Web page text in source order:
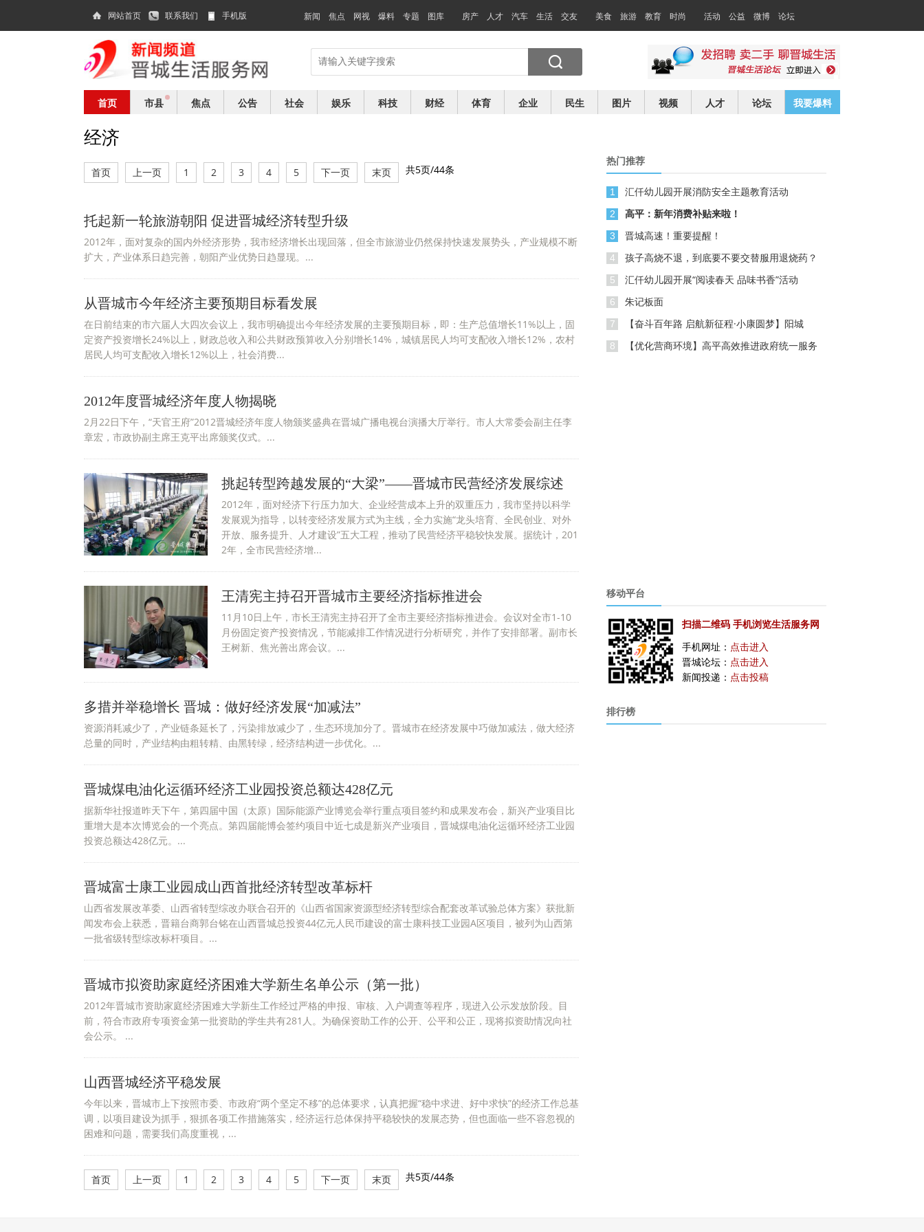
网站首页 联系我们 手机版 新闻 焦点 网视 爆料 专题 图库 房产 人才 汽车 生活 交友 美食 旅游 教育 时尚 活动 公益 微博 论坛
首页 市县 焦点 公告 社会 娱乐 科技 财经 体育 企业 民生 图片 视频 人才 论坛 我要爆料
经济
共5页/44条
首页 上一页 1 2 3 4 5 下一页 末页
托起新一轮旅游朝阳 促进晋城经济转型升级
2012年，面对复杂的国内外经济形势，我市经济增长出现回落，但全市旅游业仍然保持快速发展势头，产业规模不断
扩大，产业体系日趋完善，朝阳产业优势日趋显现。...
从晋城市今年经济主要预期目标看发展
在日前结束的市六届人大四次会议上，我市明确提出今年经济发展的主要预期目标，即：生产总值增长11%以上，固
定资产投资增长24%以上，财政总收入和公共财政预算收入分别增长14%，城镇居民人均可支配收入增长12%，农村
居民人均可支配收入增长12%以上，社会消费...
2012年度晋城经济年度人物揭晓
2月22日下午，“天官王府”2012晋城经济年度人物颁奖盛典在晋城广播电视台演播大厅举行。市人大常委会副主任李
章宏，市政协副主席王克平出席颁奖仪式。...
挑起转型跨越发展的“大梁”——晋城市民营经济发展综述
2012年，面对经济下行压力加大、企业经营成本上升的双重压力，我市坚持以科学
发展观为指导，以转变经济发展方式为主线，全力实施“龙头培育、全民创业、对外
开放、服务提升、人才建设”五大工程，推动了民营经济平稳较快发展。据统计，201
2年，全市民营经济增...
王清宪主持召开晋城市主要经济指标推进会
11月10日上午，市长王清宪主持召开了全市主要经济指标推进会。会议对全市1-10
月份固定资产投资情况，节能减排工作情况进行分析研究，并作了安排部署。副市长
王树新、焦光善出席会议。...
多措并举稳增长 晋城：做好经济发展“加减法”
资源消耗减少了，产业链条延长了，污染排放减少了，生态环境加分了。晋城市在经济发展中巧做加减法，做大经济
总量的同时，产业结构由粗转精、由黑转绿，经济结构进一步优化。...
晋城煤电油化运循环经济工业园投资总额达428亿元
据新华社报道昨天下午，第四届中国（太原）国际能源产业博览会举行重点项目签约和成果发布会，新兴产业项目比
重增大是本次博览会的一个亮点。第四届能博会签约项目中近七成是新兴产业项目，晋城煤电油化运循环经济工业园
投资总额达428亿元。...
晋城富士康工业园成山西首批经济转型改革标杆
山西省发展改革委、山西省转型综改办联合召开的《山西省国家资源型经济转型综合配套改革试验总体方案》获批新
闻发布会上获悉，晋籍台商郭台铭在山西晋城总投资44亿元人民币建设的富士康科技工业园A区项目，被列为山西第
一批省级转型综改标杆项目。...
晋城市拟资助家庭经济困难大学新生名单公示（第一批）
2012年晋城市资助家庭经济困难大学新生工作经过严格的申报、审核、入户调查等程序，现进入公示发放阶段。目
前，符合市政府专项资金第一批资助的学生共有281人。为确保资助工作的公开、公平和公正，现将拟资助情况向社
会公示。 ...
山西晋城经济平稳发展
今年以来，晋城市上下按照市委、市政府“两个坚定不移”的总体要求，认真把握“稳中求进、好中求快”的经济工作总基
调，以项目建设为抓手，狠抓各项工作措施落实，经济运行总体保持平稳较快的发展态势，但也面临一些不容忽视的
困难和问题，需要我们高度重视，...
共5页/44条
首页 上一页 1 2 3 4 5 下一页 末页
热门推荐
1 汇仟幼儿园开展消防安全主题教育活动
2 高平：新年消费补贴来啦！
3 晋城高速！重要提醒！
4 孩子高烧不退，到底要不要交替服用退烧药？
5 汇仟幼儿园开展“阅读春天 品味书香”活动
6 朱记板面
7 【奋斗百年路 启航新征程·小康圆梦】阳城
8 【优化营商环境】高平高效推进政府统一服务
移动平台
扫描二维码 手机浏览生活服务网
手机网址： 点击进入
晋城论坛： 点击进入
新闻投递： 点击投稿
排行榜